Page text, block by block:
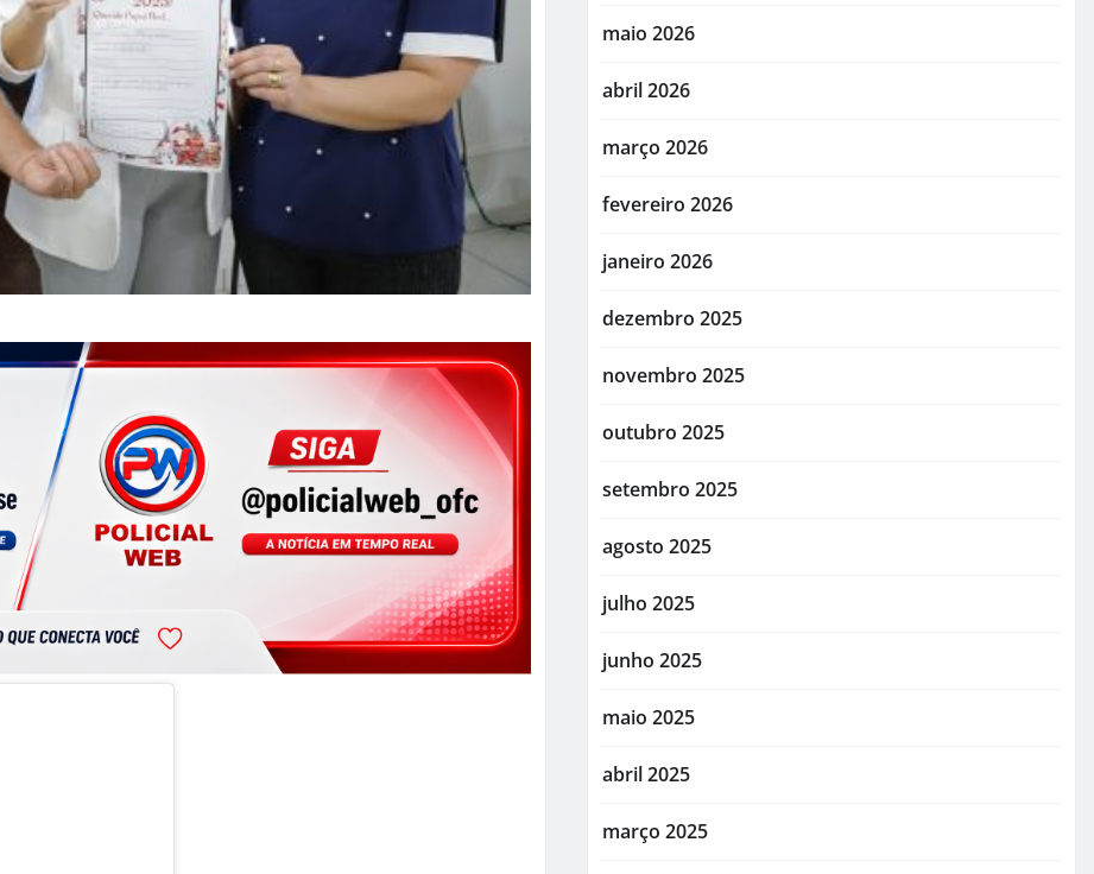
maio 2026
abril 2026
março 2026
fevereiro 2026
janeiro 2026
dezembro 2025
novembro 2025
outubro 2025
setembro 2025
agosto 2025
julho 2025
junho 2025
maio 2025
abril 2025
março 2025